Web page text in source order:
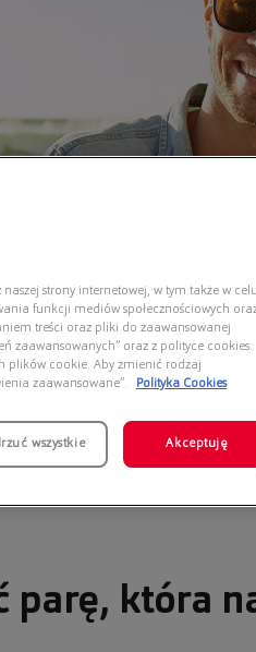
parę, która
strony internetowej, w tym także w celu
funkcji mediów społecznościowych
treści oraz pliki do zaawansowanej
zaawansowanych” oraz z polityce cookies.
plików cookie. Aby zmienić rodzaj
zaawansowane”.
Polityka Cookies
wszystkie Akceptuję